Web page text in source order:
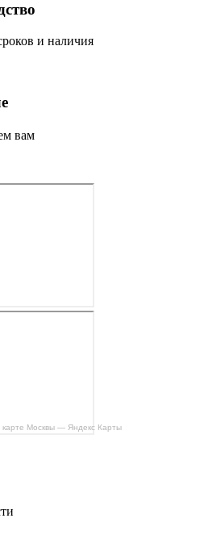
и наличия
вам
карте Москвы — Яндекс Карты